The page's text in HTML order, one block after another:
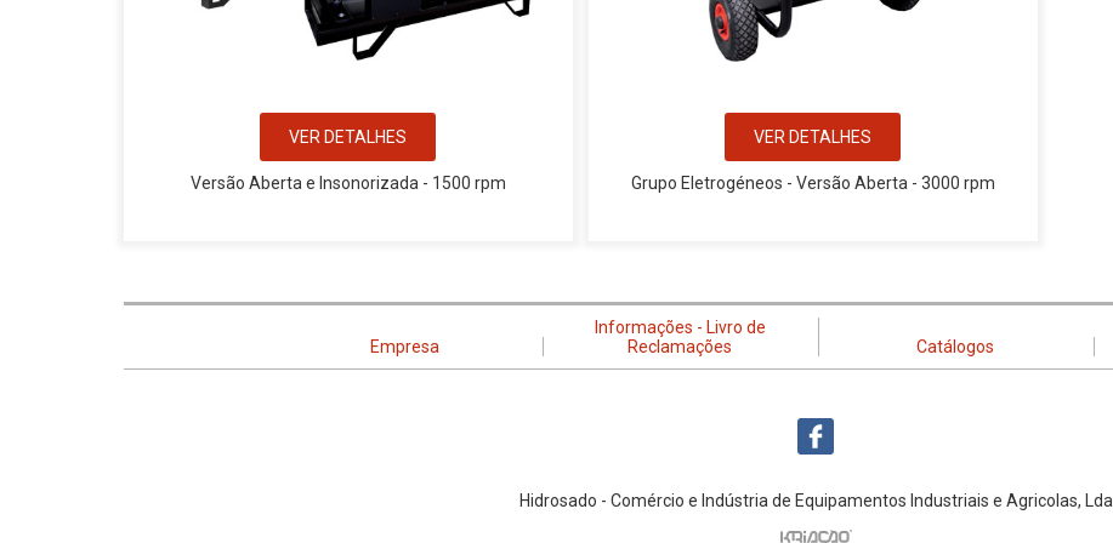
VER DETALHES
Versão Aberta e Insonorizada - 1500 rpm
VER DETALHES
Grupo Eletrogéneos - Versão Aberta - 3000 rpm
Empresa
Informações - Livro de
Reclamações
Catálogos
Hidrosado - Comércio e Indústria de Equipamentos Industriais e Agricolas, Lda